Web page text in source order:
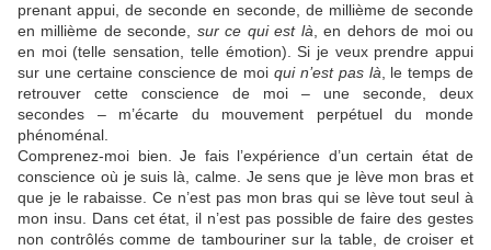
prenant appui, de seconde en seconde, de millième de seconde
en millième de seconde, sur ce qui est là , en dehors de moi ou
en moi (telle sensation, telle émotion). Si je veux prendre appui
sur une certaine conscience de moi qui n’est pas là , le temps de
retrouver cette conscience de moi – une seconde, deux
secondes – m’écarte du mouvement perpétuel du monde
phénoménal.
Comprenez-moi bien. Je fais l’expérience d’un certain état de
conscience où je suis là, calme. Je sens que je lève mon bras et
que je le rabaisse. Ce n’est pas mon bras qui se lève tout seul à
mon insu. Dans cet état, il n’est pas possible de faire des gestes
non contrôlés comme de tambouriner sur la table, de croiser et